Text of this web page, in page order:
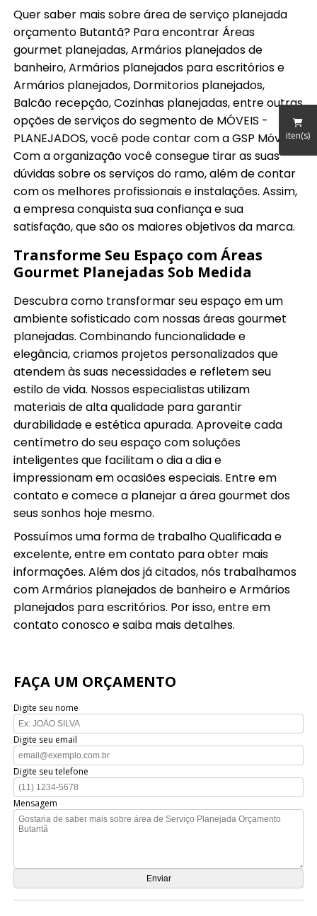
iten(s)
Quer saber mais sobre área de serviço planejada
orçamento Butantã? Para encontrar Áreas
gourmet planejadas, Armários planejados de
banheiro, Armários planejados para escritórios e
Armários planejados, Dormitorios planejados,
Balcão recepção, Cozinhas planejadas, entre outras
opções de serviços do segmento de MÓVEIS -
PLANEJADOS, você pode contar com a GSP Móveis.
Com a organização você consegue tirar as suas
dúvidas sobre os serviços do ramo, além de contar
com os melhores profissionais e instalações. Assim,
a empresa conquista sua confiança e sua
satisfação, que são os maiores objetivos da marca.
Transforme Seu Espaço com Áreas
Gourmet Planejadas Sob Medida
Descubra como transformar seu espaço em um
ambiente sofisticado com nossas áreas gourmet
planejadas. Combinando funcionalidade e
elegância, criamos projetos personalizados que
atendem às suas necessidades e refletem seu
estilo de vida. Nossos especialistas utilizam
materiais de alta qualidade para garantir
durabilidade e estética apurada. Aproveite cada
centímetro do seu espaço com soluções
inteligentes que facilitam o dia a dia e
impressionam em ocasiões especiais. Entre em
contato e comece a planejar a área gourmet dos
seus sonhos hoje mesmo.
Possuímos uma forma de trabalho Qualificada e
excelente, entre em contato para obter mais
informações. Além dos já citados, nós trabalhamos
com Armários planejados de banheiro e Armários
planejados para escritórios. Por isso, entre em
contato conosco e saiba mais detalhes.
FAÇA UM ORÇAMENTO
Digite seu nome
Digite seu email
Digite seu telefone
Mensagem